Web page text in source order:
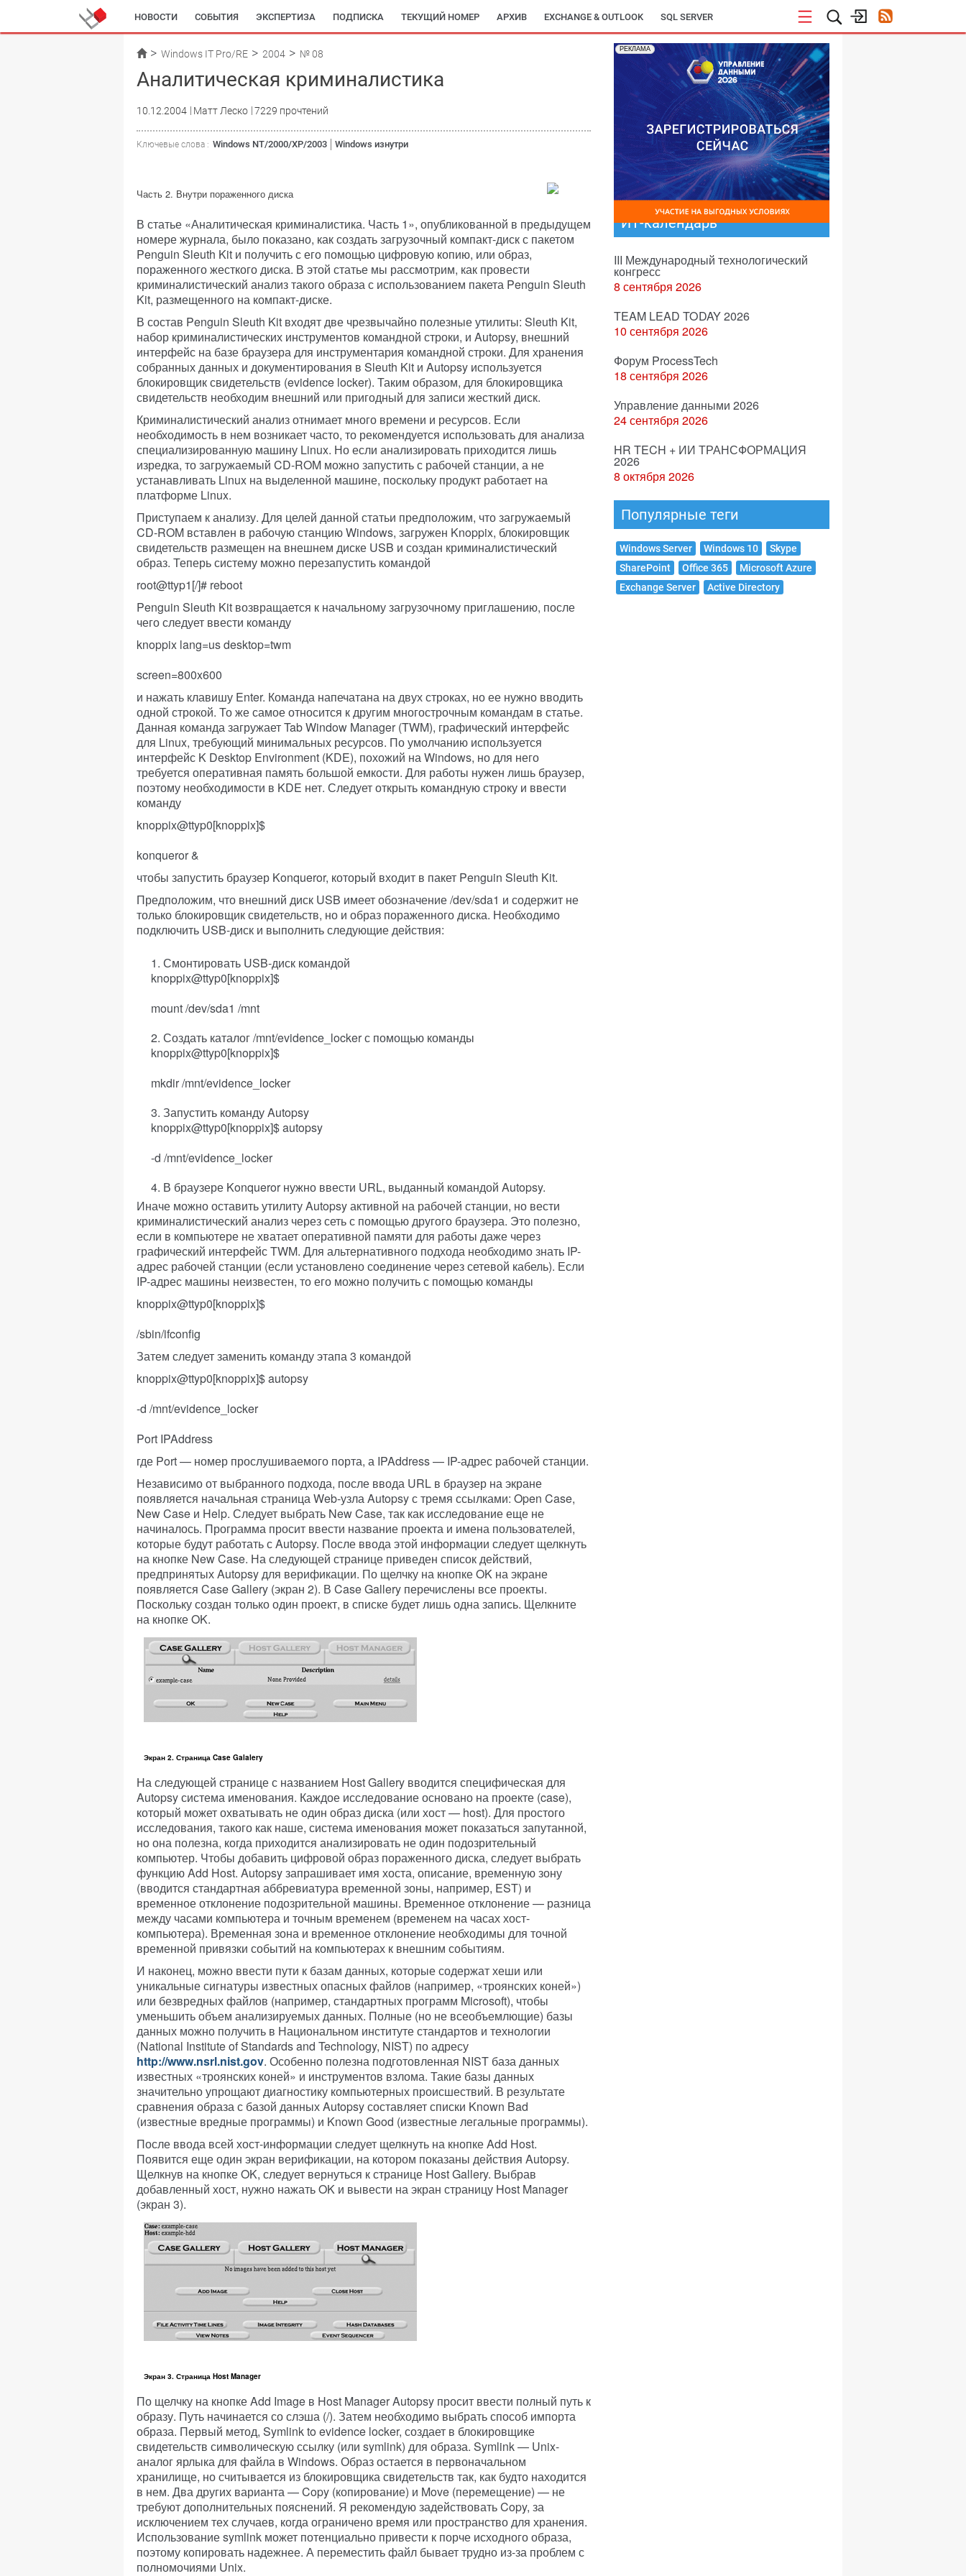
НОВОСТИ СОБЫТИЯ ЭКСПЕРТИЗА ПОДПИСКА ТЕКУЩИЙ НОМЕР АРХИВ EXCHANGE & OUTLOOK SQL SERVER
Windows IT Pro/RE 2004 № 08
Аналитическая криминалистика
10.12.2004 Матт Леско 7229 прочтений
Ключевые слова : Windows NT/2000/XP/2003 Windows изнутри
Часть 2. Внутри пораженного диска
В статье «Аналитическая криминалистика. Часть 1», опубликованной в предыдущем
номере журнала, было показано, как создать загрузочный компакт-диск с пакетом
Penguin Sleuth Kit и получить с его помощью цифровую копию, или образ,
пораженного жесткого диска. В этой статье мы рассмотрим, как провести
криминалистический анализ такого образа с использованием пакета Penguin Sleuth
Kit, размещенного на компакт-диске.
В состав Penguin Sleuth Kit входят две чрезвычайно полезные утилиты: Sleuth Kit,
набор криминалистических инструментов командной строки, и Autopsy, внешний
интерфейс на базе браузера для инструментария командной строки. Для хранения
собранных данных и документирования в Sleuth Kit и Autopsy используется
блокировщик свидетельств (evidence locker). Таким образом, для блокировщика
свидетельств необходим внешний или пригодный для записи жесткий диск.
Криминалистический анализ отнимает много времени и ресурсов. Если
необходимость в нем возникает часто, то рекомендуется использовать для анализа
специализированную машину Linux. Но если анализировать приходится лишь
изредка, то загружаемый CD-ROM можно запустить с рабочей станции, а не
устанавливать Linux на выделенной машине, поскольку продукт работает на
платформе Linux.
Приступаем к анализу. Для целей данной статьи предположим, что загружаемый
CD-ROM вставлен в рабочую станцию Windows, загружен Knoppix, блокировщик
свидетельств размещен на внешнем диске USB и создан криминалистический
образ. Теперь систему можно перезапустить командой
root@ttyp1[/]# reboot
Penguin Sleuth Kit возвращается к начальному загрузочному приглашению, после
чего следует ввести команду
knoppix lang=us desktop=twm
screen=800x600
и нажать клавишу Enter. Команда напечатана на двух строках, но ее нужно вводить
одной строкой. То же самое относится к другим многострочным командам в статье.
Данная команда загружает Tab Window Manager (TWM), графический интерфейс
для Linux, требующий минимальных ресурсов. По умолчанию используется
интерфейс K Desktop Environment (KDE), похожий на Windows, но для него
требуется оперативная память большой емкости. Для работы нужен лишь браузер,
поэтому необходимости в KDE нет. Следует открыть командную строку и ввести
команду
knoppix@ttyp0[knoppix]$
konqueror &
чтобы запустить браузер Konqueror, который входит в пакет Penguin Sleuth Kit.
Предположим, что внешний диск USB имеет обозначение /dev/sda1 и содержит не
только блокировщик свидетельств, но и образ пораженного диска. Необходимо
подключить USB-диск и выполнить следующие действия:
Смонтировать USB-диск командой
knoppix@ttyp0[knoppix]$
mount /dev/sda1 /mnt
Создать каталог /mnt/evidence_locker с помощью команды
knoppix@ttyp0[knoppix]$
mkdir /mnt/evidence_locker
Запустить команду Autopsy
knoppix@ttyp0[knoppix]$ autopsy
-d /mnt/evidence_locker
В браузере Konqueror нужно ввести URL, выданный командой Autopsy.
Иначе можно оставить утилиту Autopsy активной на рабочей станции, но вести
криминалистический анализ через сеть с помощью другого браузера. Это полезно,
если в компьютере не хватает оперативной памяти для работы даже через
графический интерфейс TWM. Для альтернативного подхода необходимо знать IP-
адрес рабочей станции (если установлено соединение через сетевой кабель). Если
IP-адрес машины неизвестен, то его можно получить с помощью команды
knoppix@ttyp0[knoppix]$
/sbin/ifconfig
Затем следует заменить команду этапа 3 командой
knoppix@ttyp0[knoppix]$ autopsy
-d /mnt/evidence_locker
Port IPAddress
где Port — номер прослушиваемого порта, а IPAddress — IP-адрес рабочей станции.
Независимо от выбранного подхода, после ввода URL в браузер на экране
появляется начальная страница Web-узла Autopsy с тремя ссылками: Open Case,
New Case и Help. Следует выбрать New Case, так как исследование еще не
начиналось. Программа просит ввести название проекта и имена пользователей,
которые будут работать с Autopsy. После ввода этой информации следует щелкнуть
на кнопке New Case. На следующей странице приведен список действий,
предпринятых Autopsy для верификации. По щелчку на кнопке OK на экране
появляется Case Gallery (экран 2). В Case Gallery перечислены все проекты.
Поскольку создан только один проект, в списке будет лишь одна запись. Щелкните
на кнопке OK.
Экран 2. Страница Case Galalery
На следующей странице с названием Host Gallery вводится специфическая для
Autopsy система именования. Каждое исследование основано на проекте (case),
который может охватывать не один образ диска (или хост — host). Для простого
исследования, такого как наше, система именования может показаться запутанной,
но она полезна, когда приходится анализировать не один подозрительный
компьютер. Чтобы добавить цифровой образ пораженного диска, следует выбрать
функцию Add Host. Autopsy запрашивает имя хоста, описание, временную зону
(вводится стандартная аббревиатура временной зоны, например, EST) и
временное отклонение подозрительной машины. Временное отклонение — разница
между часами компьютера и точным временем (временем на часах хост-
компьютера). Временная зона и временное отклонение необходимы для точной
временной привязки событий на компьютерах к внешним событиям.
И наконец, можно ввести пути к базам данных, которые содержат хеши или
уникальные сигнатуры известных опасных файлов (например, «троянских коней»)
или безвредных файлов (например, стандартных программ Microsoft), чтобы
уменьшить объем анализируемых данных. Полные (но не всеобъемлющие) базы
данных можно получить в Национальном институте стандартов и технологии
(National Institute of Standards and Technology, NIST) по адресу
http://www.nsrl.nist.gov. Особенно полезна подготовленная NIST база данных
известных «троянских коней» и инструментов взлома. Такие базы данных
значительно упрощают диагностику компьютерных происшествий. В результате
сравнения образа с базой данных Autopsy составляет списки Known Bad
(известные вредные программы) и Known Good (известные легальные программы).
После ввода всей хост-информации следует щелкнуть на кнопке Add Host.
Появится еще один экран верификации, на котором показаны действия Autopsy.
Щелкнув на кнопке OK, следует вернуться к странице Host Gallery. Выбрав
добавленный хост, нужно нажать OK и вывести на экран страницу Host Manager
(экран 3).
Экран 3. Страница Host Manager
По щелчку на кнопке Add Image в Host Manager Autopsy просит ввести полный путь к
образу. Путь начинается со слэша (/). Затем необходимо выбрать способ импорта
образа. Первый метод, Symlink to evidence locker, создает в блокировщике
свидетельств символическую ссылку (или symlink) для образа. Symlink — Unix-
аналог ярлыка для файла в Windows. Образ остается в первоначальном
хранилище, но считывается из блокировщика свидетельств так, как будто находится
в нем. Два других варианта — Copy (копирование) и Move (перемещение) — не
требуют дополнительных пояснений. Я рекомендую задействовать Copy, за
исключением тех случаев, когда ограничено время или пространство для хранения.
Использование symlink может потенциально привести к порче исходного образа,
поэтому копировать надежнее. А переместить файл бывает трудно из-за проблем с
полномочиями Unix.
РЕКЛАМА
ИТ-календарь
III Международный технологический
конгресс
8 сентября 2026
TEAM LEAD TODAY 2026
10 сентября 2026
Форум ProcessTech
18 сентября 2026
Управление данными 2026
24 сентября 2026
HR TECH + ИИ ТРАНСФОРМАЦИЯ
2026
8 октября 2026
Популярные теги
Windows Server Windows 10
Skype
SharePoint
Office 365
Microsoft Azure
Exchange Server
Active Directory